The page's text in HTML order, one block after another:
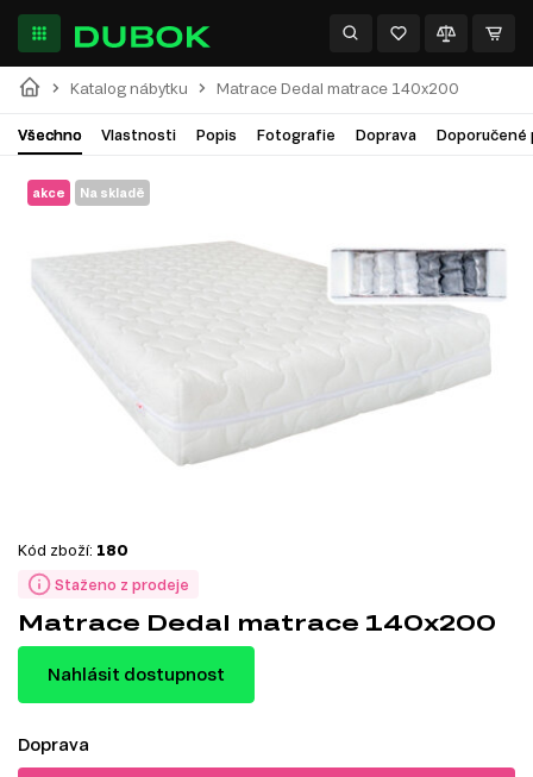
Katalog nábytku Matrace Dedal matrace 140x200
Všechno Vlastnosti Popis Fotografie Doprava Doporučené
akce Na skladě
Staženo z prodeje
Kód zboží: 180
Matrace Dedal matrace 140x200
Nahlásit dostupnost
Doprava